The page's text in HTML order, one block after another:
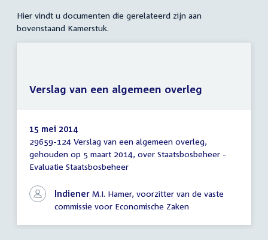
Hier vindt u documenten die gerelateerd zijn aan
bovenstaand Kamerstuk.
Verslag
van
een
overleg
15 mei 2014
29659-124 Verslag van een algemeen overleg,
gehouden op 5 maart 2014, over Staatsbosbeheer -
Evaluatie Staatsbosbeheer
Indiener M.I. Hamer, voorzitter van de vaste
commissie voor Economische Zaken
Verslag van een algemeen overleg